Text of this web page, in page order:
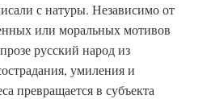
с натуры. Независимо от
или моральных мотивов
русский народ из
умиления и
превращается в субъекта